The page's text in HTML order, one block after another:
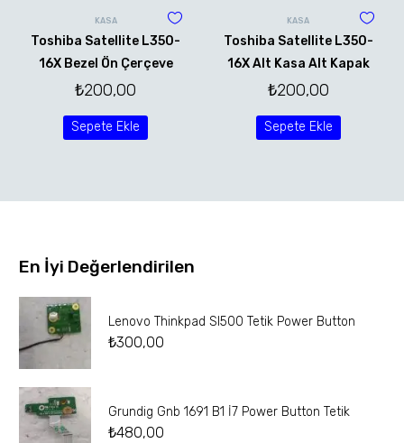
KASA
Toshiba Satellite L350-
16X Bezel Ön Çerçeve
₺200,00
Sepete Ekle
KASA
Toshiba Satellite L350-
16X Alt Kasa Alt Kapak
₺200,00
Sepete Ekle
En İyi Değerlendirilen
Lenovo Thinkpad Sl500 Tetik Power Button
₺300,00
Grundig Gnb 1691 B1 İ7 Power Button Tetik
₺480,00